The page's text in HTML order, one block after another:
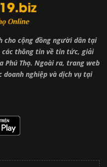
cho cộng đồng người dân tại
các thông tin về tin tức, giải
Phú Thọ. Ngoài ra, trang web
doanh nghiệp và dịch vụ tại